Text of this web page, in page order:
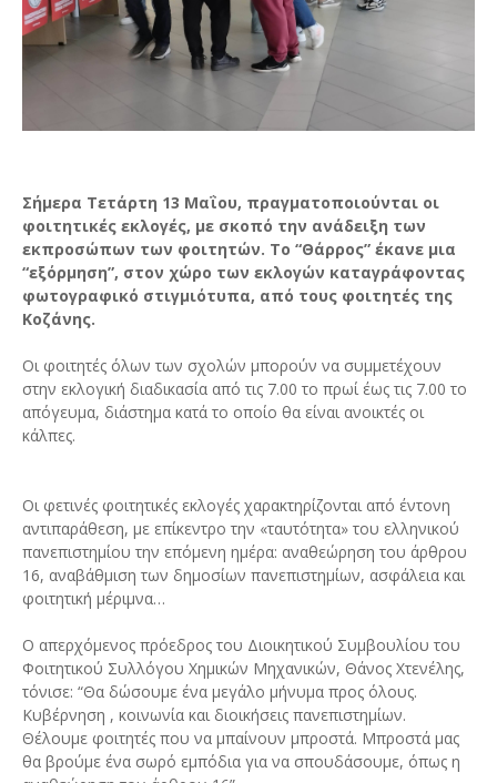
Σήμερα Τετάρτη 13 Μαΐου, πραγματοποιούνται οι
φοιτητικές εκλογές, με σκοπό την ανάδειξη των
εκπροσώπων των φοιτητών. Το “Θάρρος” έκανε μια
“εξόρμηση”, στον χώρο των εκλογών καταγράφοντας
φωτογραφικό στιγμιότυπα, από τους φοιτητές της
Κοζάνης.
Οι φοιτητές όλων των σχολών μπορούν να συμμετέχουν
στην εκλογική διαδικασία από τις 7.00 το πρωί έως τις 7.00 το
απόγευμα, διάστημα κατά το οποίο θα είναι ανοικτές οι
κάλπες.
Οι φετινές φοιτητικές εκλογές χαρακτηρίζονται από έντονη
αντιπαράθεση, με επίκεντρο την «ταυτότητα» του ελληνικού
πανεπιστημίου την επόμενη ημέρα: αναθεώρηση του άρθρου
16, αναβάθμιση των δημοσίων πανεπιστημίων, ασφάλεια και
φοιτητική μέριμνα…
Ο απερχόμενος πρόεδρος του Διοικητικού Συμβουλίου του
Φοιτητικού Συλλόγου Χημικών Μηχανικών, Θάνος Χτενέλης,
τόνισε: “Θα δώσουμε ένα μεγάλο μήνυμα προς όλους.
Κυβέρνηση , κοινωνία και διοικήσεις πανεπιστημίων.
Θέλουμε φοιτητές που να μπαίνουν μπροστά. Μπροστά μας
θα βρούμε ένα σωρό εμπόδια για να σπουδάσουμε, όπως η